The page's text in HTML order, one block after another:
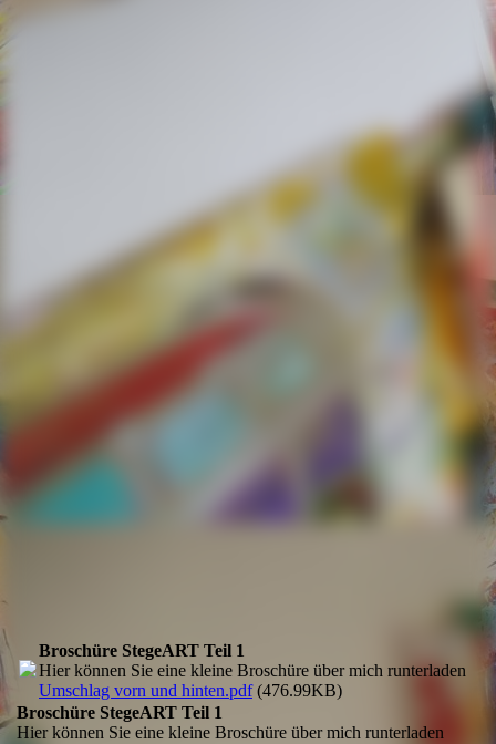
Broschüre StegeART Teil 1
Hier können Sie eine kleine Broschüre über mich runterladen
Umschlag vorn und hinten.pdf(476.99KB)
Broschüre StegeART Teil 1
Hier können Sie eine kleine Broschüre über mich runterladen